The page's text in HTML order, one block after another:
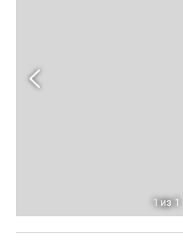
1 из 1